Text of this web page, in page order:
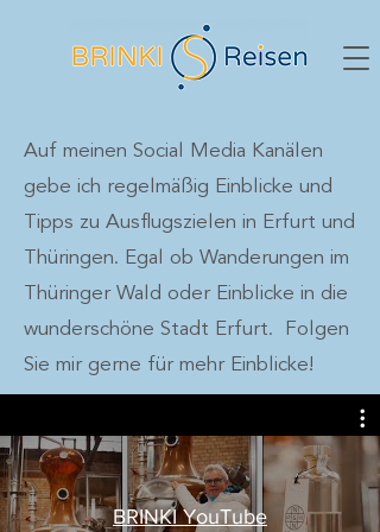
Auf meinen Social Media Kanälen
gebe ich regelmäßig Einblicke und
Tipps zu Ausflugszielen in Erfurt und
Thüringen. Egal ob Wanderungen im
Thüringer Wald oder Einblicke in die
wunderschöne Stadt Erfurt. Folgen
Sie mir gerne für mehr Einblicke!
BRINKI YouTube